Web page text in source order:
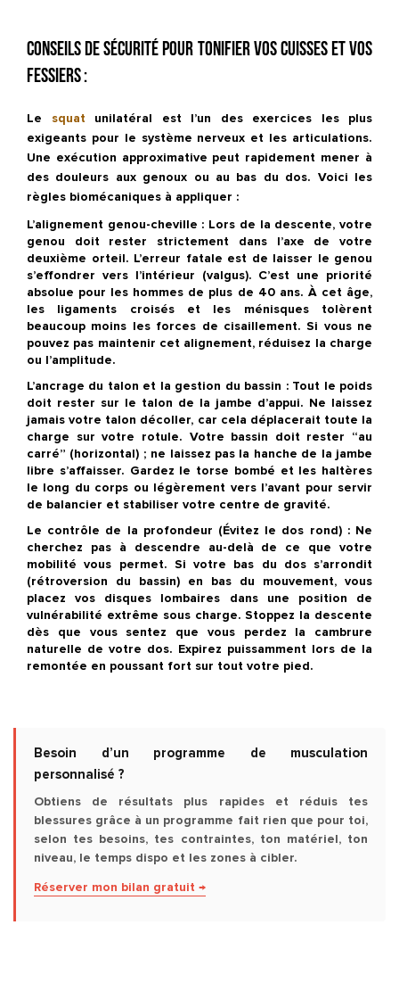
Conseils de sécurité pour tonifier vos cuisses et vos
fessiers :
Le squatunilatéral est l’un des exercices les plus
exigeants pour le système nerveux et les articulations.
Une exécution approximative peut rapidement mener à
des douleurs aux genoux ou au bas du dos. Voici les
règles biomécaniques à appliquer :
L’alignement genou-cheville : Lors de la descente, votre
genou doit rester strictement dans l’axe de votre
deuxième orteil. L’erreur fatale est de laisser le genou
s’effondrer vers l’intérieur (valgus). C’est une priorité
absolue pour les hommes de plus de 40 ans. À cet âge,
les ligaments croisés et les ménisques tolèrent
beaucoup moins les forces de cisaillement. Si vous ne
pouvez pas maintenir cet alignement, réduisez la charge
ou l’amplitude.
L’ancrage du talon et la gestion du bassin :Tout le poids
doit rester sur le talon de la jambe d’appui. Ne laissez
jamais votre talon décoller, car cela déplacerait toute la
charge sur votre rotule. Votre bassin doit rester “au
carré” (horizontal) ; ne laissez pas la hanche de la jambe
libre s’affaisser. Gardez le torse bombé et les haltères
le long du corps ou légèrement vers l’avant pour servir
de balancier et stabiliser votre centre de gravité.
Le contrôle de la profondeur (Évitez le dos rond) :Ne
cherchez pas à descendre au-delà de ce que votre
mobilité vous permet. Si votre bas du dos s’arrondit
(rétroversion du bassin) en bas du mouvement, vous
placez vos disques lombaires dans une position de
vulnérabilité extrême sous charge. Stoppez la descente
dès que vous sentez que vous perdez la cambrure
naturelle de votre dos. Expirez puissamment lors de la
remontée en poussant fort sur tout votre pied.
Besoin d’un programme de musculation
personnalisé ?
Obtiens de résultats plus rapides et réduis tes
blessures grâce à un programme fait rien que pour toi,
selon tes besoins, tes contraintes, ton matériel, ton
niveau, le temps dispo et les zones à cibler.
Réserver mon bilan gratuit →